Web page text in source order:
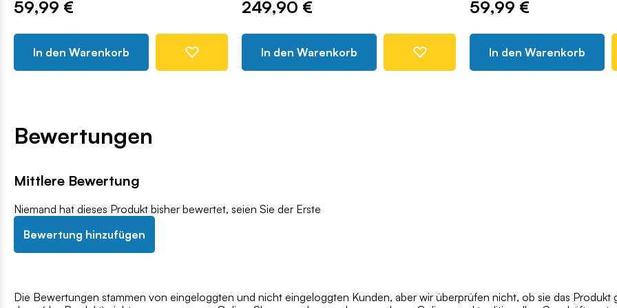
In den Warenkorb In den Warenkorb
Bewertungen
Mittlere Bewertung
Niemand hat dieses Produkt bisher bewertet, seien Sie der Erste
Bewertung hinzufügen
Die Bewertungen stammen von eingeloggten und nicht eingeloggten Kunden, aber wir überprüfen nicht, ob sie das Produkt